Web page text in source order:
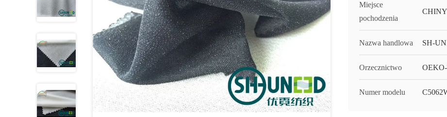
Miejsce
pochodzenia
CHINY
Nazwa handlowa SH-
Orzecznictwo
Numer modelu